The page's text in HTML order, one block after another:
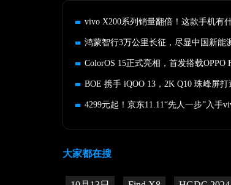
vivo X200系列销量翻倍！这款手机有
鸿蒙智行3万公里长征，尽显中国新能
ColorOS 15正式亮相，首发搭载OPPO
大家都在搜